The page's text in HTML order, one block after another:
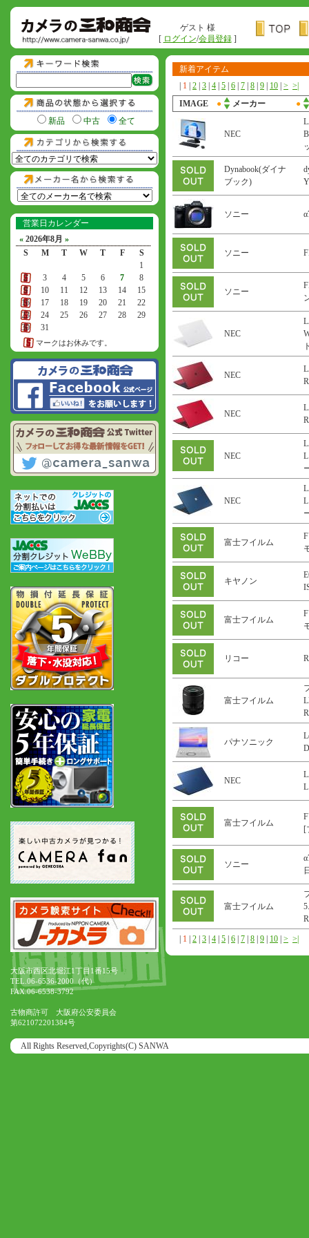
ゲスト 様
[ ログイン/会員登録]
新品 中古 全て
営業日カレンダー
« 2026年8月 »
S
M T W T F
S
1
2
3 4 5 6 7
8
9
10 11 12 13 14
15
16
17 18 19 20 21
22
23
24 25 26 27 28
29
30
31
マークはお休みです。
新着アイテム
1 2 3 4 5 6 7 8 9 10 > >|
IMAGE
● メーカー ●
NEC
Dynabook(ダイナ
ブック)
ソニー
ソニー
ソニー
NEC
NEC
NEC
NEC
NEC
富士フイルム
キヤノン
富士フイルム
リコー
富士フイルム
R
パナソニック
NEC
富士フイルム
[
ソニー
富士フイルム
1 2 3 4 5 6 7 8 9 10 > >|
大阪市西区北堀江1丁目1番15号
TEL.06-6536-2000（代）
FAX.06-6538-3792
古物商許可 大阪府公安委員会
第621072201384号
All Rights Reserved,Copyrights(C) SANWA